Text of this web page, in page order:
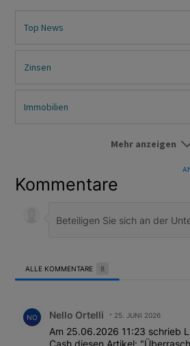
Top News
Zinsen
Immobilien
Mehr anzeigen
Kommentare
ALLE KOMMENTARE 8
NO Nello Ortelli 25. JUNI 2026
Am 25.06.2026 11:23 schrieb